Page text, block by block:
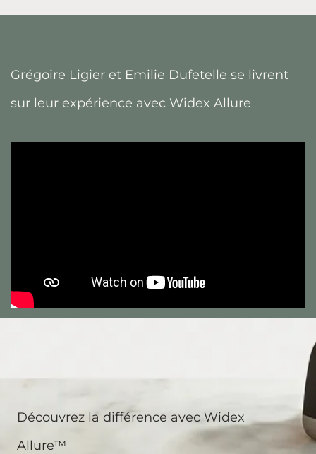
Grégoire Ligier et Emilie Dufetelle se livrent
sur leur expérience avec Widex Allure
Découvrez la différence avec Widex
Allure™